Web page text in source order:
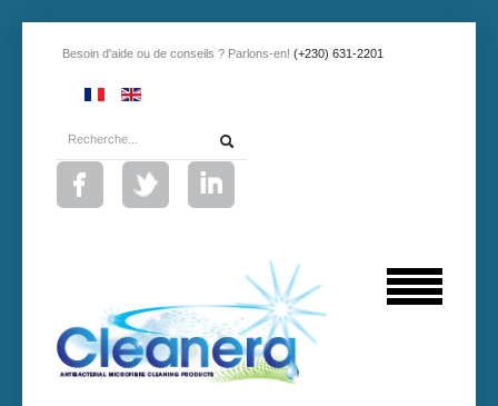
Besoin d'aide ou de conseils ? Parlons-en! (+230) 631-2201